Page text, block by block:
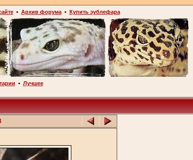
• Архив форума• Купить эублефара
• Лучшее